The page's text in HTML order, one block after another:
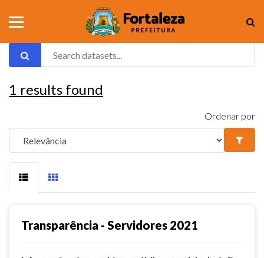
1 results found
Ordenar por
Transparência - Servidores 2021